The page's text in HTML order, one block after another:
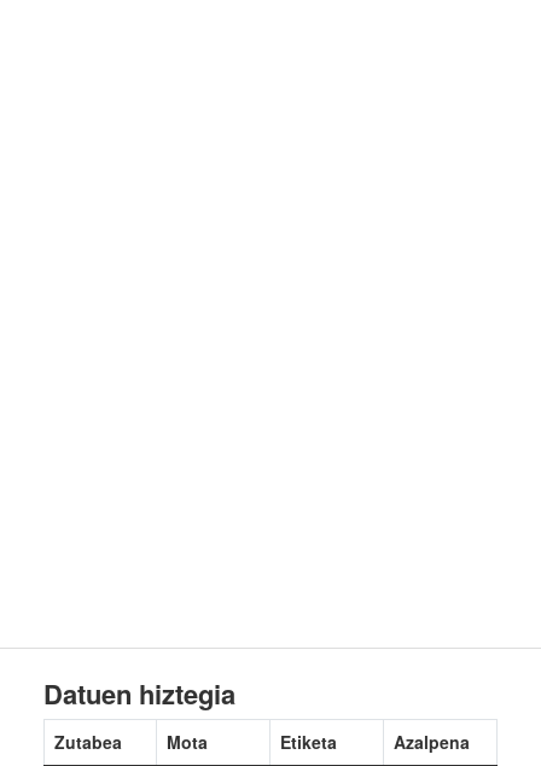
Datuen hiztegia
Zutabea Mota Etiketa
Azalpena